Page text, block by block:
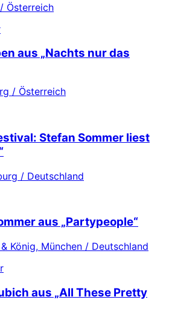
Österreich
aus „Nachts nur das
/ Österreich
Stefan Sommer liest
/ Deutschland
aus „Partypeople“
König, München / Deutschland
aus „All These Pretty